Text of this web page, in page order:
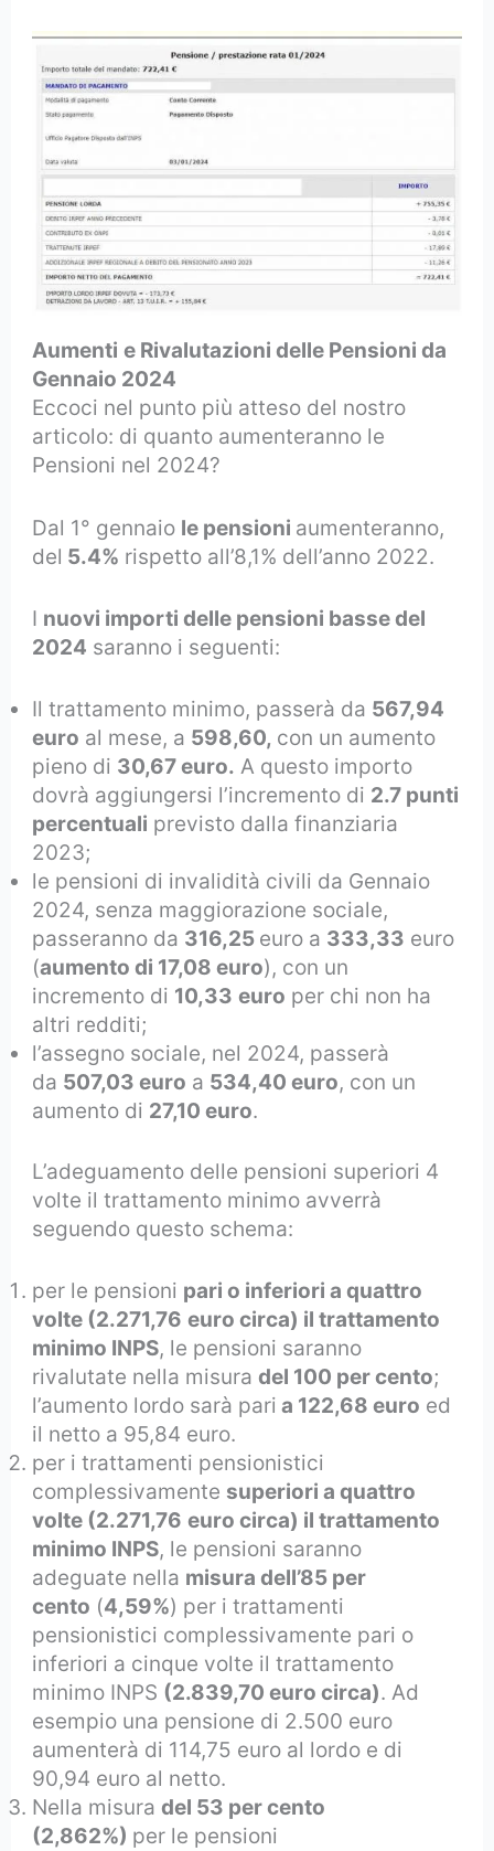
Aumenti e Rivalutazioni delle Pensioni da
Gennaio 2024
Eccoci nel punto più atteso del nostro
articolo: di quanto aumenteranno le
Pensioni nel 2024?
Dal 1° gennaio le pensioni aumenteranno,
del 5.4% rispetto all’8,1% dell’anno 2022.
I nuovi importi delle pensioni basse del
2024 saranno i seguenti:
Il trattamento minimo, passerà da 567,94
euro al mese, a 598,60, con un aumento
pieno di 30,67 euro. A questo importo
dovrà aggiungersi l’incremento di 2.7 punti
percentuali previsto dalla finanziaria
2023;
le pensioni di invalidità civili da Gennaio
2024, senza maggiorazione sociale,
passeranno da 316,25 euro a 333,33 euro
(aumento di 17,08 euro), con un
incremento di 10,33 euro per chi non ha
altri redditi;
l’assegno sociale, nel 2024, passerà
da 507,03 euro a 534,40 euro, con un
aumento di 27,10 euro.
L’adeguamento delle pensioni superiori 4
volte il trattamento minimo avverrà
seguendo questo schema:
per le pensioni pari o inferiori a quattro
volte (2.271,76 euro circa) il trattamento
minimo INPS, le pensioni saranno
rivalutate nella misuradel 100 per cento;
l’aumento lordo sarà pari a 122,68 euro ed
il netto a 95,84 euro.
per i trattamenti pensionistici
complessivamente superiori a quattro
volte (2.271,76 euro circa) il trattamento
minimo INPS, le pensioni saranno
adeguate nella misura dell’85 per
cento (4,59%) per i trattamenti
pensionistici complessivamente pari o
inferiori a cinque volte il trattamento
minimo INPS (2.839,70 euro circa). Ad
esempio una pensione di 2.500 euro
aumenterà di 114,75 euro al lordo e di
90,94 euro al netto.
Nella misuradel 53 per cento
(2,862%) per le pensioni